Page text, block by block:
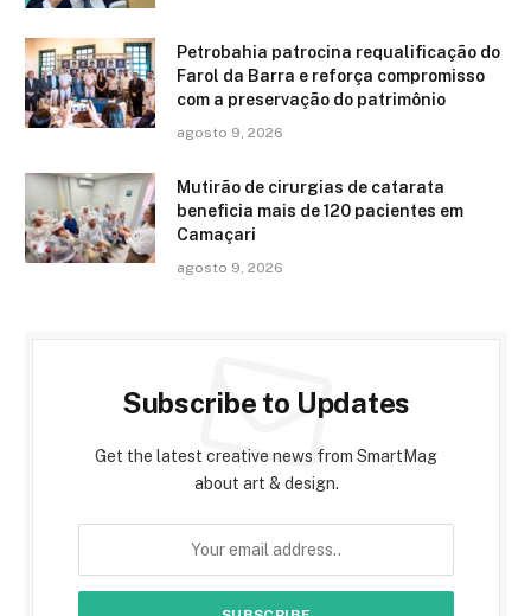
Petrobahia patrocina requalificação do
Farol da Barra e reforça compromisso
com a preservação do patrimônio
agosto 9, 2026
Mutirão de cirurgias de catarata
beneficia mais de 120 pacientes em
Camaçari
agosto 9, 2026
Subscribe to Updates
Get the latest creative news from SmartMag
about art & design.